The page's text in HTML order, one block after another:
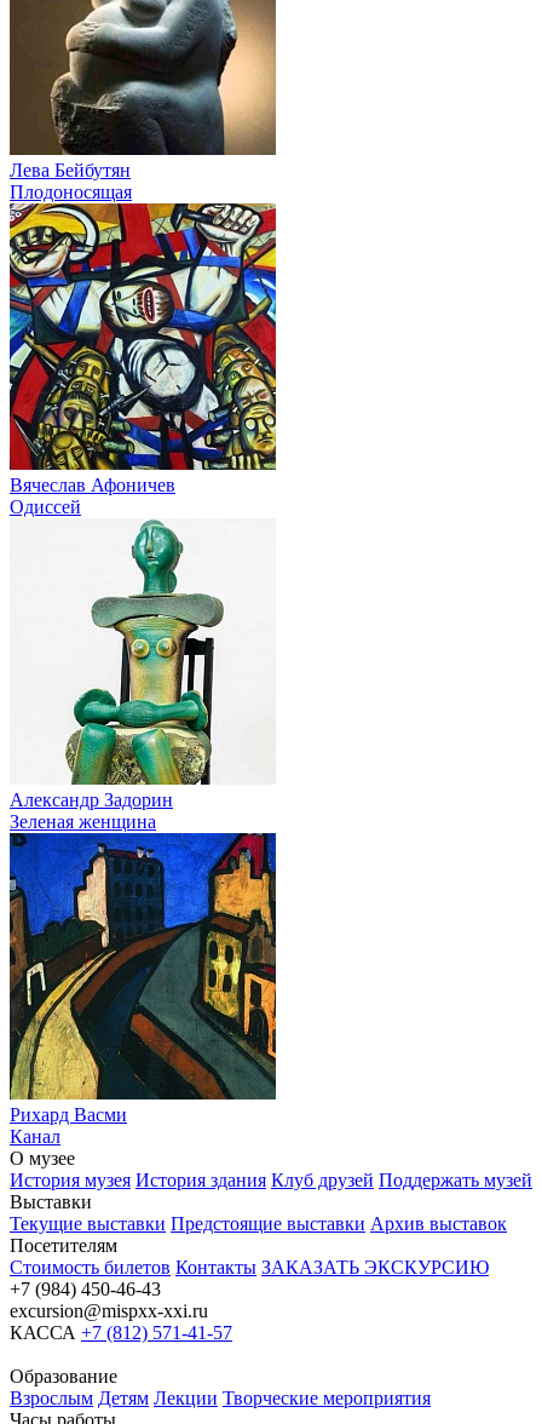
Лева Бейбутян
Плодоносящая
Вячеслав Афоничев
Одиссей
Александр Задорин
Зеленая женщина
Рихард Васми
Канал
О музее
История музея История здания Клуб друзей Поддержать музей
Выставки
Текущие выставки Предстоящие выставки Архив выставок
Посетителям
Стоимость билетов Контакты ЗАКАЗАТЬ ЭКСКУРСИЮ
+7 (984) 450-46-43
excursion@mispxx-xxi.ru
КАССА +7 (812) 571-41-57
Образование
Взрослым Детям Лекции Творческие мероприятия
Часы работы